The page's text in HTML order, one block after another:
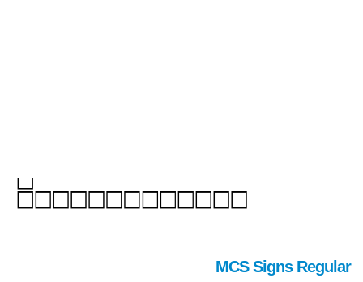
MCS Signs Regular